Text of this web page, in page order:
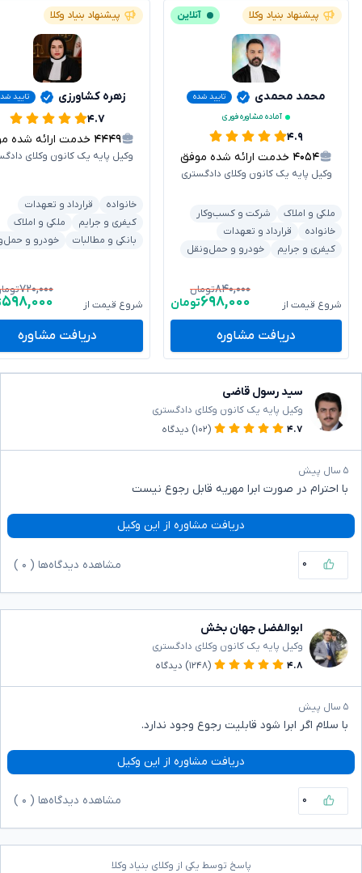
پیشنهاد بنیاد وکلا آنلاین
محمد محمدی
تایید شده
آماده مشاوره فوری
۴.۹
۴۰۵۴ خدمت ارائه شده موفق
وکیل پایه یک کانون وکلای دادگستری
ملکی و املاک
شرکت و کسب‌وکار
خانواده
قرارداد و تعهدات
کیفری و جرایم
خودرو و حمل‌ونقل
شروع قیمت از
۸۴۰,۰۰۰تومان
۶۹۸,۰۰۰تومان
دریافت مشاوره
پیشنهاد بنیاد وکلا
زهره کشاورزی تایید
۴.۷
۴۴۴۹ خدمت ارائه شده موفق
وکیل پایه یک کانون وکلای
خانواده
قرارداد و تعهدات
کیفری و جرایم
ملکی و املاک
بانکی و مطالبات
خودرو و
شروع قیمت از
۷۲۰,۰۰۰
۵۹۸,۰۰۰
دریافت مشاوره
سید رسول قاضی
وکیل پایه یک کانون وکلای دادگستری
۴.۷
(۱۰۲) دیدگاه
۵ سال پیش
با احترام در صورت ابرا مهریه قابل رجوع نیست
دریافت مشاوره از این وکیل
۰ مشاهده دیدگاه‌ها ( ۰
ابوالفضل جهان بخش
وکیل پایه یک کانون وکلای دادگستری
۴.۸
(۱۲۴۸) دیدگاه
۵ سال پیش
با سلام اگر ابرا شود قابلیت رجوع وجود ندارد.
دریافت مشاوره از این وکیل
۰ مشاهده دیدگاه‌ها ( ۰
پاسخ توسط یکی از وکلای بنیاد وکلا